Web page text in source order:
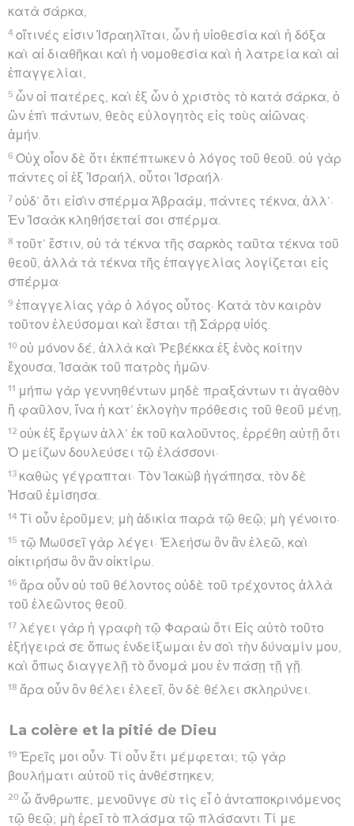
κατὰ σάρκα,
4 οἵτινές εἰσιν Ἰσραηλῖται, ὧν ἡ υἱοθεσία καὶ ἡ δόξα
καὶ αἱ διαθῆκαι καὶ ἡ νομοθεσία καὶ ἡ λατρεία καὶ αἱ
ἐπαγγελίαι,
5 ὧν οἱ πατέρες, καὶ ἐξ ὧν ὁ χριστὸς τὸ κατὰ σάρκα, ὁ
ὢν ἐπὶ πάντων, θεὸς εὐλογητὸς εἰς τοὺς αἰῶνας·
ἀμήν.
6 Οὐχ οἷον δὲ ὅτι ἐκπέπτωκεν ὁ λόγος τοῦ θεοῦ. οὐ γὰρ
πάντες οἱ ἐξ Ἰσραήλ, οὗτοι Ἰσραήλ·
7 οὐδ’ ὅτι εἰσὶν σπέρμα Ἀβραάμ, πάντες τέκνα, ἀλλ’·
Ἐν Ἰσαὰκ κληθήσεταί σοι σπέρμα.
8 τοῦτ’ ἔστιν, οὐ τὰ τέκνα τῆς σαρκὸς ταῦτα τέκνα τοῦ
θεοῦ, ἀλλὰ τὰ τέκνα τῆς ἐπαγγελίας λογίζεται εἰς
σπέρμα·
9 ἐπαγγελίας γὰρ ὁ λόγος οὗτος· Κατὰ τὸν καιρὸν
τοῦτον ἐλεύσομαι καὶ ἔσται τῇ Σάρρᾳ υἱός.
10 οὐ μόνον δέ, ἀλλὰ καὶ Ῥεβέκκα ἐξ ἑνὸς κοίτην
ἔχουσα, Ἰσαὰκ τοῦ πατρὸς ἡμῶν·
11 μήπω γὰρ γεννηθέντων μηδὲ πραξάντων τι ἀγαθὸν
ἢ φαῦλον, ἵνα ἡ κατ’ ἐκλογὴν πρόθεσις τοῦ θεοῦ μένῃ,
12 οὐκ ἐξ ἔργων ἀλλ’ ἐκ τοῦ καλοῦντος, ἐρρέθη αὐτῇ ὅτι
Ὁ μείζων δουλεύσει τῷ ἐλάσσονι·
13 καθὼς γέγραπται· Τὸν Ἰακὼβ ἠγάπησα, τὸν δὲ
Ἠσαῦ ἐμίσησα.
14 Τί οὖν ἐροῦμεν; μὴ ἀδικία παρὰ τῷ θεῷ; μὴ γένοιτο·
15 τῷ Μωϋσεῖ γὰρ λέγει· Ἐλεήσω ὃν ἂν ἐλεῶ, καὶ
οἰκτιρήσω ὃν ἂν οἰκτίρω.
16 ἄρα οὖν οὐ τοῦ θέλοντος οὐδὲ τοῦ τρέχοντος ἀλλὰ
τοῦ ἐλεῶντος θεοῦ.
17 λέγει γὰρ ἡ γραφὴ τῷ Φαραὼ ὅτι Εἰς αὐτὸ τοῦτο
ἐξήγειρά σε ὅπως ἐνδείξωμαι ἐν σοὶ τὴν δύναμίν μου,
καὶ ὅπως διαγγελῇ τὸ ὄνομά μου ἐν πάσῃ τῇ γῇ.
18 ἄρα οὖν ὃν θέλει ἐλεεῖ, ὃν δὲ θέλει σκληρύνει.
La colère et la pitié de Dieu
19 Ἐρεῖς μοι οὖν· Τί οὖν ἔτι μέμφεται; τῷ γὰρ
βουλήματι αὐτοῦ τίς ἀνθέστηκεν;
20 ὦ ἄνθρωπε, μενοῦνγε σὺ τίς εἶ ὁ ἀνταποκρινόμενος
τῷ θεῷ; μὴ ἐρεῖ τὸ πλάσμα τῷ πλάσαντι Τί με